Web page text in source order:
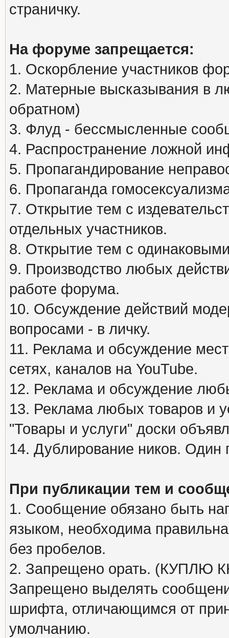
страничку.
На форуме запрещается:
1. Оскорбление участников
2. Матерные высказывания в
обратном)
3. Флуд - бессмысленные
4. Распространение ложной
5. Пропагандирование
6. Пропаганда
7. Открытие тем с
отдельных участников.
8. Открытие тем с
9. Производство любых
работе форума.
10. Обсуждение действий
вопросами - в личку.
11. Реклама и обсуждение
сетях, каналов на YouTube.
12. Реклама и обсуждение
13. Реклама любых товаров и
"Товары и услуги" доски
14. Дублирование ников. Один
При публикации тем и
1. Сообщение обязано быть
языком, необходима
без пробелов.
2. Запрещено орать. (КУПЛЮ
Запрещено выделять
шрифта, отличающимся от
умолчанию.